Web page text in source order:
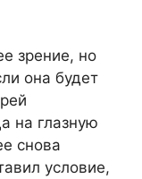
зрение, но
она будет
на глазную
снова
условие,